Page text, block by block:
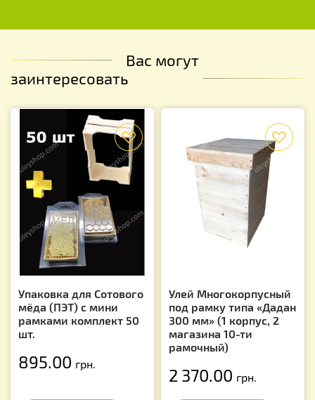
Вас могут
заинтересовать
Упаковка для Сотового
мёда (ПЭТ) с мини
рамками комплект 50
шт.
895.00 грн.
Улей Многокорпусный
под рамку типа «Дадан
300 мм» (1 корпус, 2
магазина 10-ти
рамочный)
2 370.00 грн.